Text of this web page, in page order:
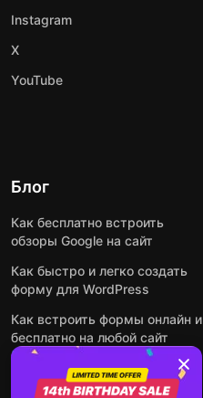
Instagram
X
YouTube
Блог
Как бесплатно встроить
обзоры Google на сайт
Как быстро и легко создать
форму для WordPress
Как встроить формы онлайн и
бесплатно на любой сайт
Как встроить ленту Instagram
на сайт